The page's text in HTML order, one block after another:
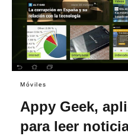
Móviles
Appy Geek,
para leer